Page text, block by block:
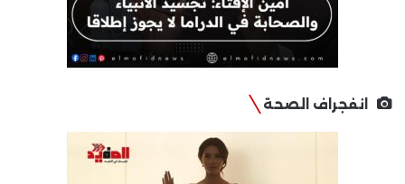
انفجراف الصحة